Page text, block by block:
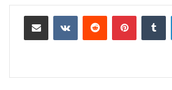
لينكدإن بينتيريست مشاركة عبر البريد